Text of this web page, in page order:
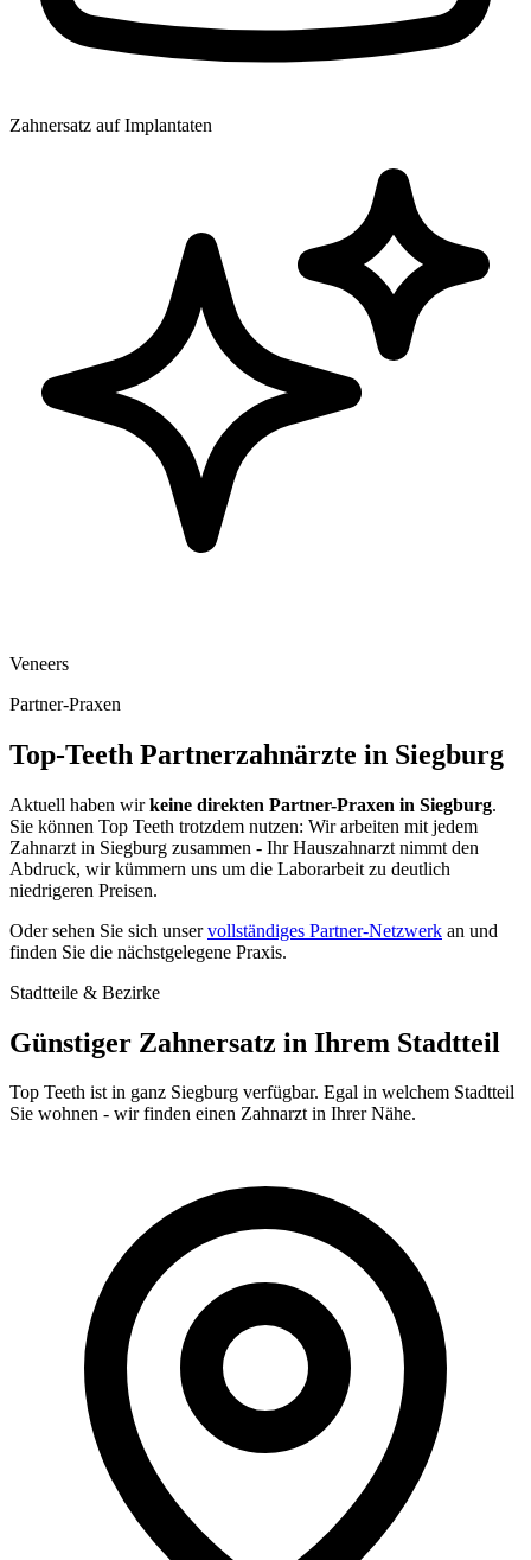
Zahnersatz auf Implantaten
Veneers
Partner-Praxen
Top-Teeth Partnerzahnärzte in Siegburg
Aktuell haben wirkeine direkten Partner-Praxen in Siegburg.
Sie können Top Teeth trotzdem nutzen: Wir arbeiten mit jedem
Zahnarzt in Siegburg zusammen - Ihr Hauszahnarzt nimmt den
Abdruck, wir kümmern uns um die Laborarbeit zu deutlich
niedrigeren Preisen.
Oder sehen Sie sich unservollständiges Partner-Netzwerk an und
finden Sie die nächstgelegene Praxis.
Stadtteile & Bezirke
Günstiger Zahnersatz in Ihrem Stadtteil
Top Teeth ist in ganz Siegburg verfügbar. Egal in welchem Stadtteil
Sie wohnen - wir finden einen Zahnarzt in Ihrer Nähe.